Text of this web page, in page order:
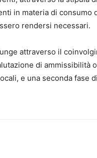
in materia di
rendersi necessari.
attraverso il
di ammissibilità
e una seconda fase